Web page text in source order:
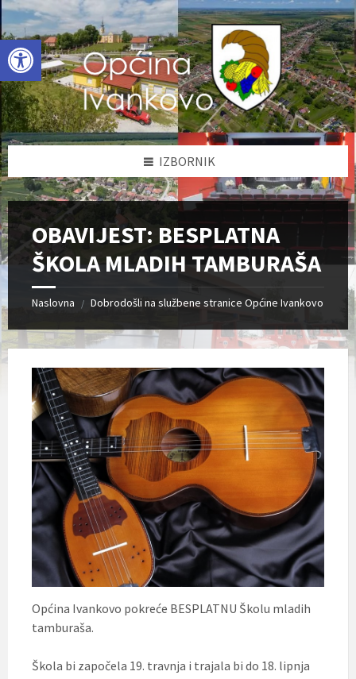
Open toolbar
Skip
to
content
Skip
to
left
sidebar
Skip
to
footer
IZBORNIK
OBAVIJEST: BESPLATNA
ŠKOLA MLADIH TAMBURAŠA
Naslovna / Dobrodošli na službene stranice Općine Ivankovo
Općina Ivankovo pokreće BESPLATNU Školu mladih
tamburaša.
Škola bi započela 19. travnja i trajala bi do 18. lipnja